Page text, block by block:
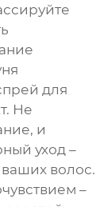
для
Не
и
уход –
ваших волос.
–